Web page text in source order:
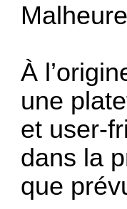
À
une
et user-
dans la
que